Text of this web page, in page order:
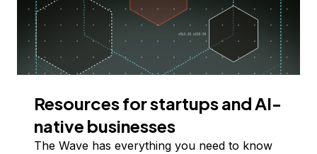
Resources for startups and AI-
native businesses
The Wave has everything you need to know